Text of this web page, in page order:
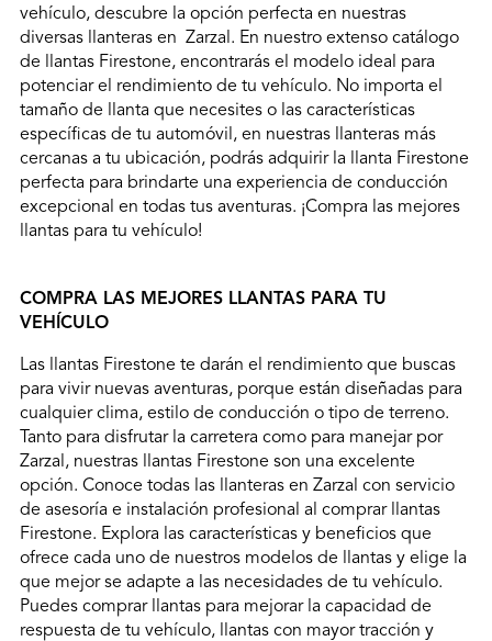
vehículo, descubre la opción perfecta en nuestras
diversas llanteras en Zarzal. En nuestro extenso catálogo
de llantas Firestone, encontrarás el modelo ideal para
potenciar el rendimiento de tu vehículo. No importa el
tamaño de llanta que necesites o las características
específicas de tu automóvil, en nuestras llanteras más
cercanas a tu ubicación, podrás adquirir la llanta Firestone
perfecta para brindarte una experiencia de conducción
excepcional en todas tus aventuras. ¡Compra las mejores
llantas para tu vehículo!
COMPRA LAS MEJORES LLANTAS PARA TU
VEHÍCULO
Las llantas Firestone te darán el rendimiento que buscas
para vivir nuevas aventuras, porque están diseñadas para
cualquier clima, estilo de conducción o tipo de terreno.
Tanto para disfrutar la carretera como para manejar por
Zarzal, nuestras llantas Firestone son una excelente
opción. Conoce todas las llanteras en Zarzal con servicio
de asesoría e instalación profesional al comprar llantas
Firestone. Explora las características y beneficios que
ofrece cada uno de nuestros modelos de llantas y elige la
que mejor se adapte a las necesidades de tu vehículo.
Puedes comprar llantas para mejorar la capacidad de
respuesta de tu vehículo, llantas con mayor tracción y